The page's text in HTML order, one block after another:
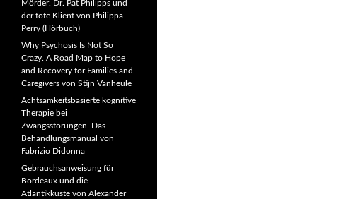
Mörder. Dr. Pat Philipps und
der tote Klient von Philippa
Perry (Hörbuch)
Why Psychosis Is Not So
Crazy. A Road Map to Hope
and Recovery for Families and
Caregivers von Stijn Vanheule
Achtsamkeitsbasierte kognitive
Therapie bei
Zwangsstörungen. Das
Behandlungsmanual von
Fabrizio Didonna
Gebrauchsanweisung für
Bordeaux und die
Atlantikküste von Alexander